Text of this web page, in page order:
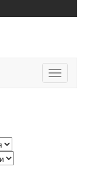
Toggle